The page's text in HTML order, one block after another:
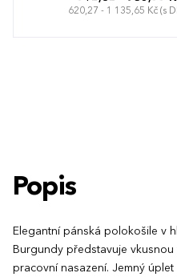
620,27 - 1 135,65 Kč (s
Popis
Elegantní pánská polokošile v
Burgundy představuje
pracovní nasazení. Jemný